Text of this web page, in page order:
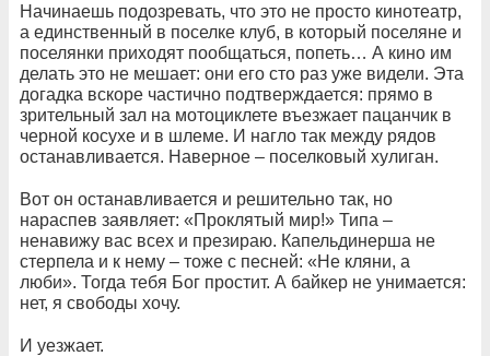
Начинаешь подозревать, что это не просто кинотеатр,
а единственный в поселке клуб, в который поселяне и
поселянки приходят пообщаться, попеть… А кино им
делать это не мешает: они его сто раз уже видели. Эта
догадка вскоре частично подтверждается: прямо в
зрительный зал на мотоциклете въезжает пацанчик в
черной косухе и в шлеме. И нагло так между рядов
останавливается. Наверное – поселковый хулиган.
Вот он останавливается и решительно так, но
нараспев заявляет: «Проклятый мир!» Типа –
ненавижу вас всех и презираю. Капельдинерша не
стерпела и к нему – тоже с песней: «Не кляни, а
люби». Тогда тебя Бог простит. А байкер не унимается:
нет, я свободы хочу.
И уезжает.